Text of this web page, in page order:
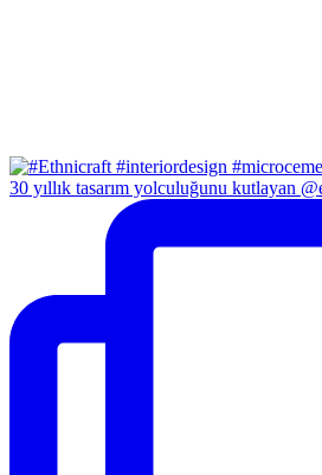
30 yıllık tasarım yolculuğunu kutlayan